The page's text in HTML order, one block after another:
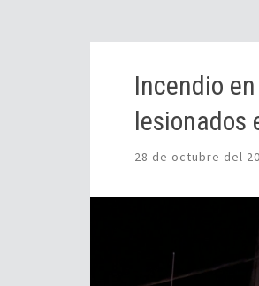
Incendio
lesionados
28 de octubre del